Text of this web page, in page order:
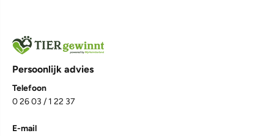
Persoonlijk advies
Telefoon
0 26 03 / 1 22 37
E-mail